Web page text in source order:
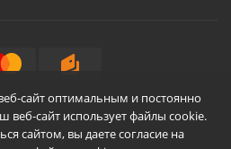
сайт оптимальным и постоянно
веб-сайт использует файлы cookie.
сайтом, вы даете согласие на